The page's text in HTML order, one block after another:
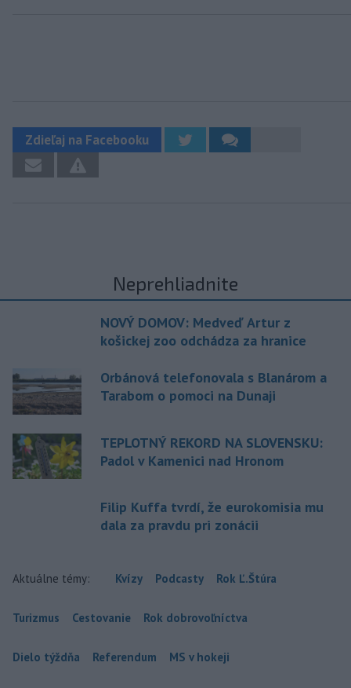
Zdieľaj na Facebooku
Neprehliadnite
NOVÝ DOMOV: Medveď Artur z
košickej zoo odchádza za hranice
Orbánová telefonovala s Blanárom a
Tarabom o pomoci na Dunaji
TEPLOTNÝ REKORD NA SLOVENSKU:
Padol v Kamenici nad Hronom
Filip Kuffa tvrdí, že eurokomisia mu
dala za pravdu pri zonácii
Aktuálne témy: Kvízy Podcasty Rok Ľ.Štúra
Turizmus Cestovanie Rok dobrovoľníctva
Dielo týždňa Referendum MS v hokeji